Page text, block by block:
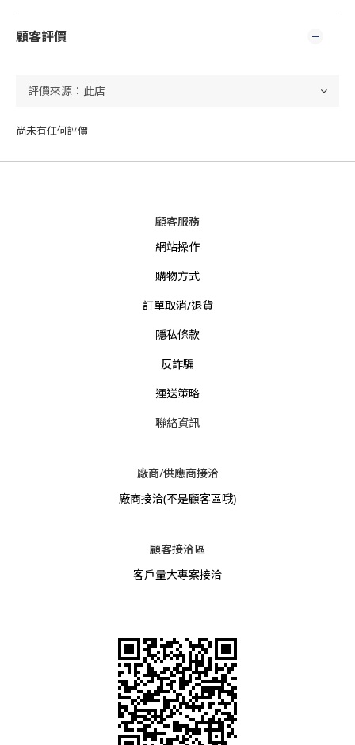
顧客評價
尚未有任何評價
顧客服務
網站操作
購物方式
訂單取消/退貨
隱私條款
反詐騙
運送策略
聯絡資訊
廠商/供應商接洽
廠商接洽(不是顧客區哦)
顧客接洽區
客戶量大專案接洽